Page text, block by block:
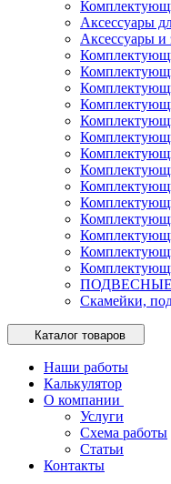
Аксессуары
Аксессуары и
Скамейки,
Каталог товаров
Наши работы
Калькулятор
О компании
Услуги
Схема работы
Статьи
Контакты